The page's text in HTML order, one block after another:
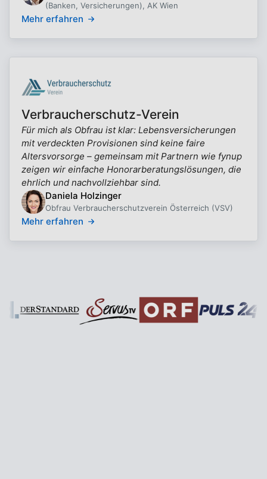
(Banken, Versicherungen), AK Wien
Mehr erfahren
Verbraucherschutz-Verein
Für mich als Obfrau ist klar: Lebensversicherungen
mit verdeckten Provisionen sind keine faire
Altersvorsorge – gemeinsam mit Partnern wie fynup
zeigen wir einfache Honorarberatungslösungen, die
ehrlich und nachvollziehbar sind.
Daniela Holzinger
Obfrau Verbraucherschutzverein Österreich (VSV)
Mehr erfahren